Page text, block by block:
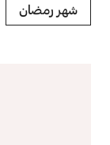
شهر رمضان